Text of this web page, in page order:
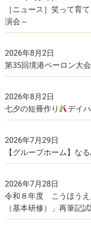
［ニュース］笑って育
演会～
2026年8月2日
第35回境港ペーロン大
2026年8月2日
七夕の短冊作り デイ
2026年7月29日
【グループホーム】な
2026年7月28日
令和８年度 こうほうえ
（基本研修）」再筆記